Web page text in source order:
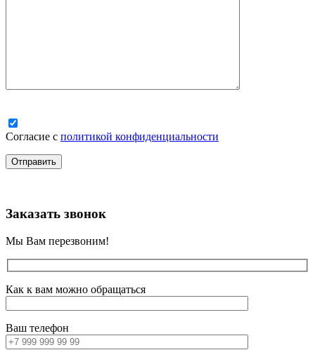
Согласие с политикой конфиденциальности
Заказать звонок
Мы Вам перезвоним!
Как к вам можно обращаться
Ваш телефон